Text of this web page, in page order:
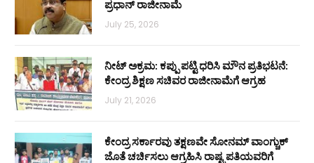
ಪ್ರಧಾನ್ ರಾಜೀನಾಮೆ
July 25, 2026
ನೀಟ್ ಅಕ್ರಮ: ಕಪ್ಪು ಪಟ್ಟಿ ಧರಿಸಿ ಮೌನ ಪ್ರತಿಭಟನೆ:
ಕೇಂದ್ರ ಶಿಕ್ಷಣ ಸಚಿವರ ರಾಜೀನಾಮೆಗೆ ಆಗ್ರಹ
July 21, 2026
ಕೇಂದ್ರ ಸರ್ಕಾರವು ತಕ್ಷಣವೇ ಸೋನಮ್ ವಾಂಗ್ಚುಕ್
ಜೊತೆ ಚರ್ಚಿಸಲು ಆಗ್ರಹಿಸಿ ರಾಷ್ಟ್ರಪತಿಯವರಿಗೆ